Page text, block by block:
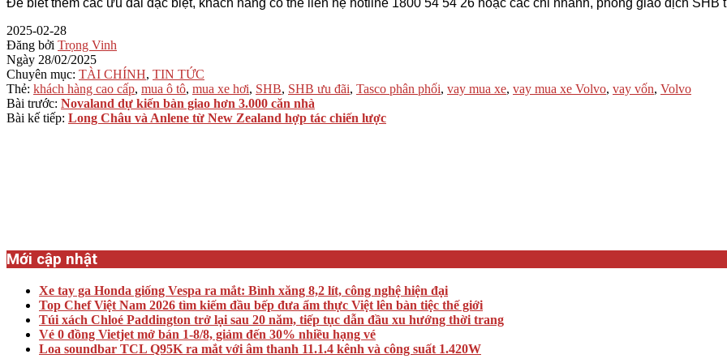
Để biết thêm các ưu đãi đặc biệt, khách hàng có thể liên hệ hotline 1800 54 54 26 hoặc các chi nhánh, phòng giao dịch SHB
2025-02-28
Đăng bởi Trọng Vinh
Ngày 28/02/2025
Chuyên mục: TÀI CHÍNH, TIN TỨC
Thẻ: khách hàng cao cấp, mua ô tô, mua xe hơi, SHB, SHB ưu đãi, Tasco phân phối, vay mua xe, vay mua xe Volvo, vay vốn, Volvo
Bài trước: Novaland dự kiến bàn giao hơn 3.000 căn nhà
Bài kế tiếp: Long Châu và Anlene từ New Zealand hợp tác chiến lược
Mới cập nhật
Xe tay ga Honda giống Vespa ra mắt: Bình xăng 8,2 lít, công nghệ hiện đại
Top Chef Việt Nam 2026 tìm kiếm đầu bếp đưa ẩm thực Việt lên bàn tiệc thế giới
Túi xách Chloé Paddington trở lại sau 20 năm, tiếp tục dẫn đầu xu hướng thời trang
Vé 0 đồng Vietjet mở bán 1-8/8, giảm đến 30% nhiều hạng vé
Loa soundbar TCL Q95K ra mắt với âm thanh 11.1.4 kênh và công suất 1.420W